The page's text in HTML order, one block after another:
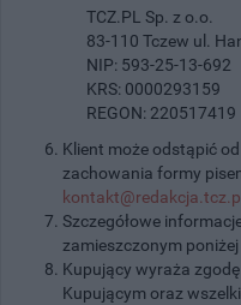
TCZ.PL Sp. z o.o.
83-110 Tczew ul.
NIP: 593-25-13-692
KRS: 0000293159
REGON: 220517419
Klient może odstąpić
zachowania formy
kontakt@redakcja.tcz.pl
Szczegółowe
zamieszczonym
Kupujący wyraża
Kupującym oraz